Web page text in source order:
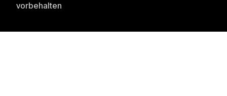
vorbehalten